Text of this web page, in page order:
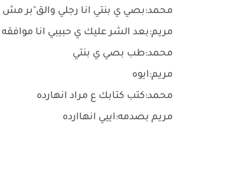
محمد:بصي ي بنتي انا رجلي والق"بر مش
مريم:بعد الشر عليك ي حبيبي انا
محمد:طب بصي ي بنتي
مريم:ايوه
محمد:كتب كتابك ع مراد انهارده
مريم بصدمه:اييي انهاارده